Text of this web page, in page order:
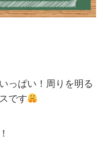
っぱい！周りを明る
です